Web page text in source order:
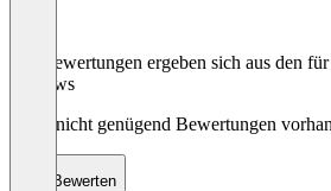
Die Bewertungen ergeben sich aus den
Reviews
Noch nicht genügend Bewertungen
Bewerten